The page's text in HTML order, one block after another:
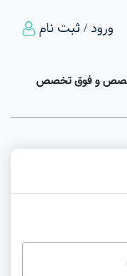
ورود / ثبت نام
و فوق تخصص